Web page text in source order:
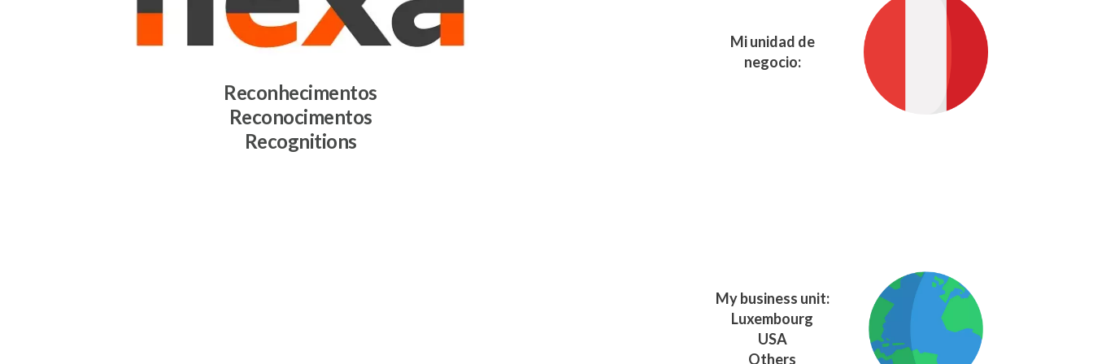
Reconhecimentos
Reconocimentos
Recognitions
Mi unidad de
negocio:
My business unit:
Luxembourg
USA
Others